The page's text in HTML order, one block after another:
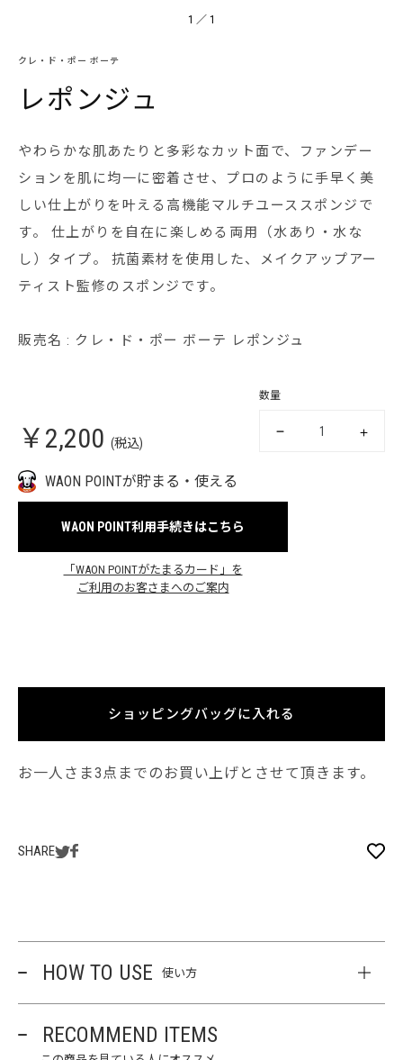
1 ／ 1
クレ・ド・ポー ボーテ
レポンジュ
やわらかな肌あたりと多彩なカット面で、ファンデー
ションを肌に均一に密着させ、プロのように手早く美
しい仕上がりを叶える高機能マルチユーススポンジで
す。 仕上がりを自在に楽しめる両用（水あり・水な
し）タイプ。 抗菌素材を使用した、メイクアップアー
ティスト監修のスポンジです。
販売名 : クレ・ド・ポー ボーテ レポンジュ
￥2,200 (税込)
数量
WAON POINTが貯まる・使える
WAON POINT利用手続きはこちら
「WAON POINTがたまるカード」を
ご利用のお客さまへのご案内
ショッピングバッグに入れる
お一人さま3点までのお買い上げとさせて頂きます。
SHARE
HOW TO USE 使い方
RECOMMEND ITEMS